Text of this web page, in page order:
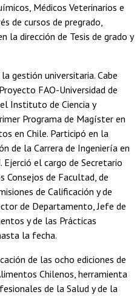
Médicos Veterinarios e
de cursos de pregrado,
la dirección de Tesis de grado y
gestión universitaria. Cabe
FAO-Universidad de
Instituto de Ciencia y
Programa de Magíster en
en Chile. Participó en la
de la Carrera de Ingeniería en
el cargo de Secretario
de Facultad, de
de Calificación y de
de Departamento, Jefe de
y de las Prácticas
la fecha.
de las ocho ediciones de
Chilenos, herramienta
de la Salud y de la